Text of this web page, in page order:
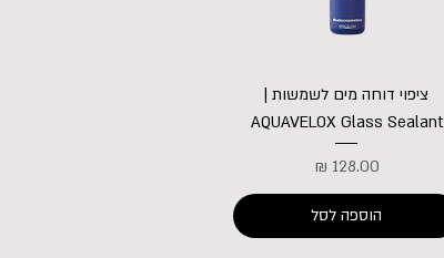
ציפוי דוחה מים לשמשות |
AQUAVELOX Glass Sealant
מחיר
הוספה לסל